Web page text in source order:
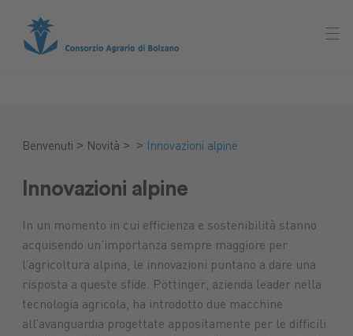
Benvenuti > Novità > > Innovazioni alpine
Innovazioni alpine
In un momento in cui efficienza e sostenibilità stanno
acquisendo un’importanza sempre maggiore per
l’agricoltura alpina, le innovazioni puntano a dare una
risposta a queste sfide. Pöttinger, azienda leader nella
tecnologia agricola, ha introdotto due macchine
all’avanguardia progettate appositamente per le difficili